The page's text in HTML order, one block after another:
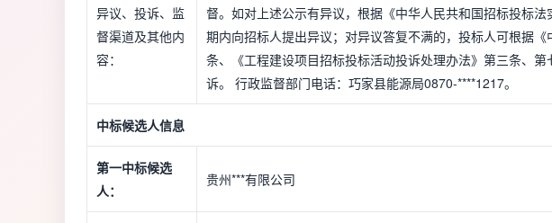
异议、投诉、监
督渠道及其他内
容：
督。如对上述公示有异议，根据《中华人民共和国招标投标
期内向招标人提出异议；对异议答复不满的，投标人可根据
条、《工程建设项目招标投标活动投诉处理办法》第三条、
诉。 行政监督部门电话：巧家县能源局0870-****1217。
中标候选人信息
第一中标候选
人：
贵州***有限公司